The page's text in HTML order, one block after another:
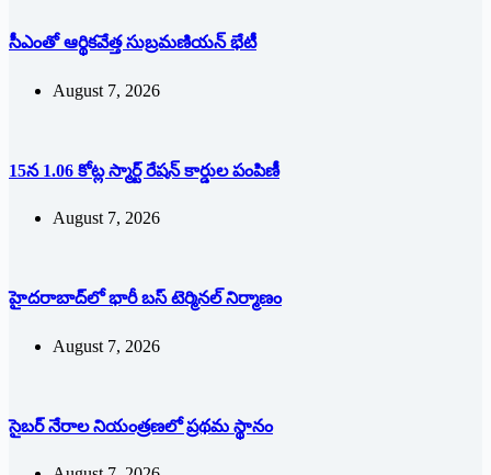
సీఎంతో ఆర్థికవేత్త సుబ్రమణియన్ భేటీ
August 7, 2026
15న 1.06 కోట్ల స్మార్ట్ రేషన్ కార్డుల పంపిణీ
August 7, 2026
హైదరాబాద్‌లో భారీ బస్‌ ‌టెర్మినల్‌ ‌నిర్మాణం
August 7, 2026
సైబర్ నేరాల నియంత్రణలో ప్రథమ స్థానం